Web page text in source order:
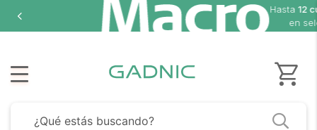
Hasta12 cuotas sin
en seleccionados